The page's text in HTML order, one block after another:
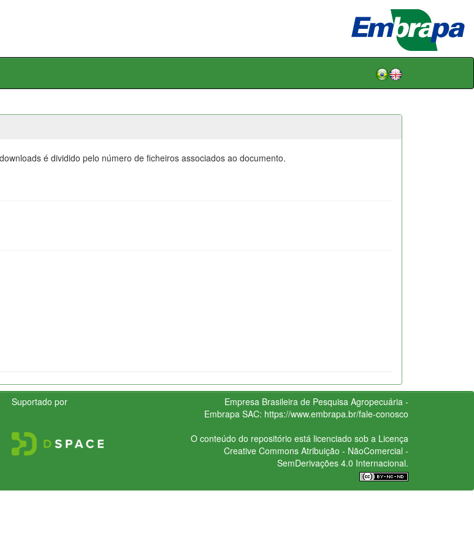
é dividido pelo número de ficheiros associados ao documento.
Suportado por
Empresa Brasileira de Pesquisa Agropecuária -
Embrapa SAC: https://www.embrapa.br/fale-conosco
O conteúdo do repositório está licenciado sob a Licença
Creative CommonsAtribuição - NãoComercial -
SemDerivações 4.0 Internacional.